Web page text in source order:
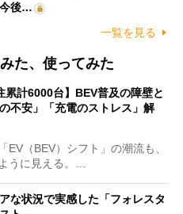
後…
一覧を見る
た、使ってみた
累計6000台】BEV普及の障壁と
不安」「充電のストレス」解
（BEV）シフト」の潮流も、
うに見える。…
な状況で実感した「フォレスタ